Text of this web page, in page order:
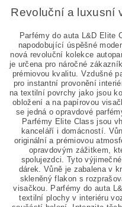
Revoluční a luxusní
Parfémy do auta L&D Elite
napodobující úspěšné
nová revoluční kolekce
je určena pro náročné
prémiovou kvalitu. Vzdušné
pro instantní provonění
na textilní povrchy jako jsou
obložení a na papírovou
se jedná o opravdové
Parfémy Elite Class jsou
kanceláří i domácností.
originální a prémiovou
opravdovým zážitkem,
spolujezdci. Tyto
dárek. Vůně je zabalena v
skleněný flakon s
visačkou. Parfémy do auta
textilní plochy v interiéru